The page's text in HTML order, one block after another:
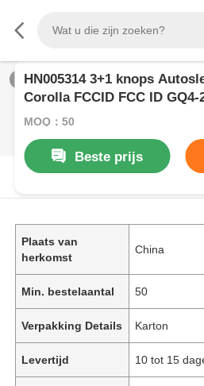
/ 0
HN005314 3+1 knops
Corolla FCCID FCC ID GQ4-
MOQ：50
Beste prijs
PRODUCTOMSCHRIJVING
Plaats van
herkomst
China
Min. bestelaantal 50
Verpakking Details Karton
Levertijd 10 tot 15